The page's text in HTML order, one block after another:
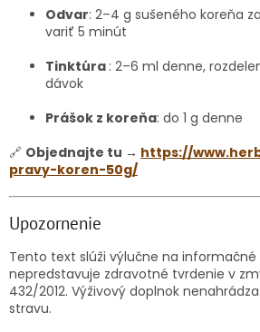
Odvar: 2–4 g sušeného koreňa
variť 5 minút
Tinktúra : 2–6 ml denne,
dávok
Prášok z koreňa: do 1 g denne
🔗 Objednajte tu → https://
pravy-koren-50g/
Upozornenie
Tento text slúži výlučne na informačné
nepredstavuje zdravotné tvrdenie v
432/2012. Výživový doplnok
stravu.